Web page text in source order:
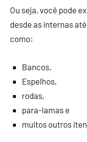
Ou seja, você pode
desde as internas
como:
Bancos,
Espelhos,
rodas,
para-lamas e
muitos outros